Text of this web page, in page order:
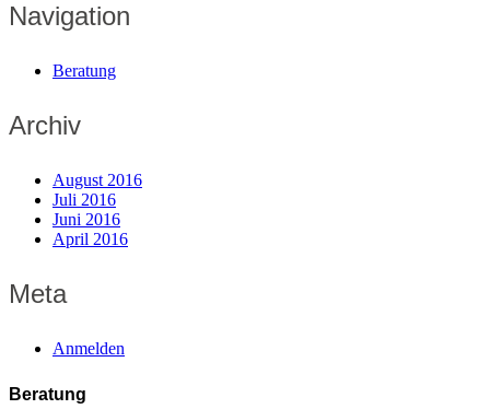
Navigation
Beratung
Archiv
August 2016
Juli 2016
Juni 2016
April 2016
Meta
Anmelden
Beratung